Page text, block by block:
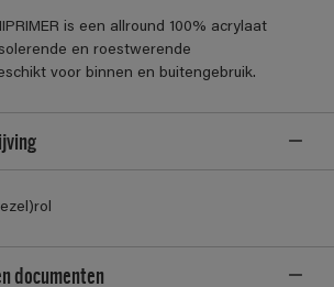
is een allround 100% acrylaat
en roestwerende
voor binnen en buitengebruik.
documenten